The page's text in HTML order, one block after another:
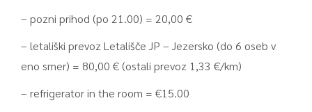
– pozni prihod (po 21.00) = 20,00 €
– letališki prevoz Letališče JP – Jezersko (do 6 oseb v
eno smer) = 80,00 € (ostali prevoz 1,33 €/km)
– refrigerator in the room = €15.00